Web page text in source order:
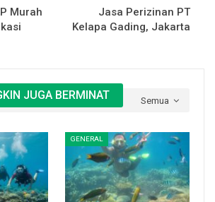
Murah
Jasa Perizinan PT
Kelapa Gading, Jakarta
Semua
JUGA BERMINAT
GENERAL